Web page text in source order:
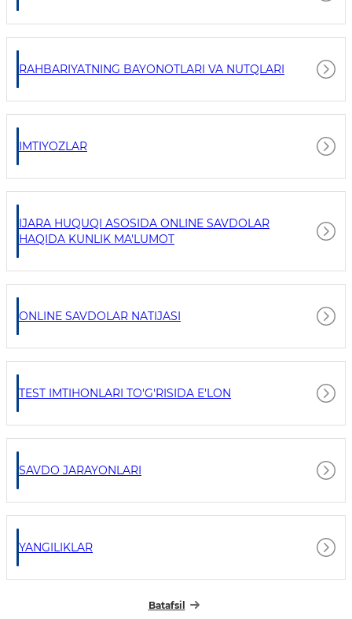
RAHBARIYATNING BAYONOTLARI VA NUTQLARI
IMTIYOZLAR
IJARA HUQUQI ASOSIDA ONLINE SAVDOLAR
HAQIDA KUNLIK MA'LUMOT
ONLINE SAVDOLAR NATIJASI
TEST IMTIHONLARI TO'G'RISIDA E'LON
SAVDO JARAYONLARI
YANGILIKLAR
Batafsil